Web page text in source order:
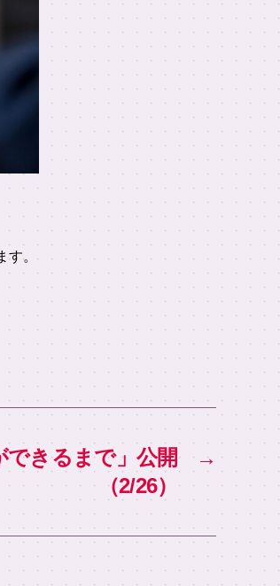
。
→
できるまで」公開
（2/26）